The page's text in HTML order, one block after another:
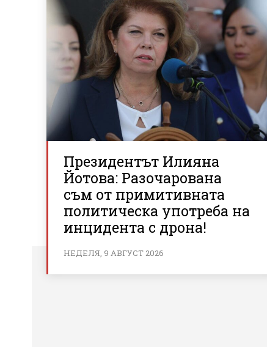
Президентът Илияна
Йотова: Разочарована
съм от примитивната
политическа употреба на
инцидента с дрона!
НЕДЕЛЯ, 9 АВГУСТ 2026